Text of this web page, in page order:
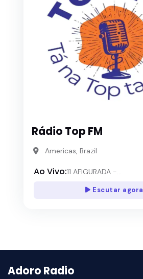
Rádio Top FM
Americas, Brazil
Ao Vivo:11 AFIGURADA -...
Escutar agora
Adoro Radio